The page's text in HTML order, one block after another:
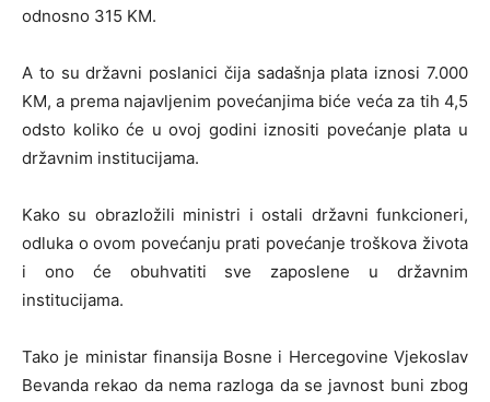
odnosno 315 KM.
A to su državni poslanici čija sadašnja plata iznosi 7.000
KM, a prema najavljenim povećanjima biće veća za tih 4,5
odsto koliko će u ovoj godini iznositi povećanje plata u
državnim institucijama.
Kako su obrazložili ministri i ostali državni funkcioneri,
odluka o ovom povećanju prati povećanje troškova života
i ono će obuhvatiti sve zaposlene u državnim
institucijama.
Tako je ministar finansija Bosne i Hercegovine Vjekoslav
Bevanda rekao da nema razloga da se javnost buni zbog